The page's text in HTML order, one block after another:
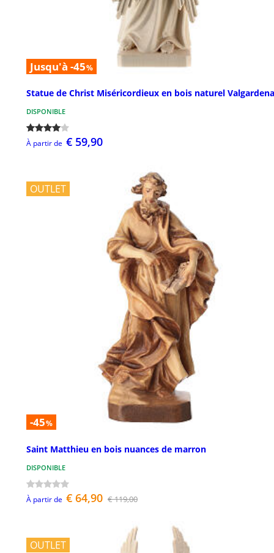
Jusqu'à -45%
Statue de Christ Miséricordieux en bois naturel Valgardena
DISPONIBLE
À partir de € 59,90
OUTLET
-45%
Saint Matthieu en bois nuances de marron
DISPONIBLE
À partir de € 64,90 € 119,00
OUTLET